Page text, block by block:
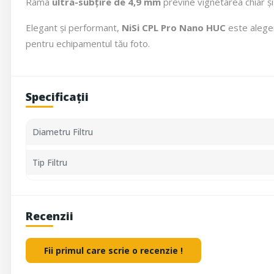
Elegant și performant, NiSi CPL Pro Nano HUC este
pentru echipamentul tău foto.
Specificații
Diametru Filtru
Tip Filtru
Recenzii
Fii primul care scrie o recenzie !